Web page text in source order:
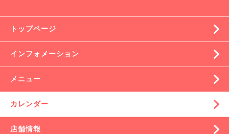
トップページ
インフォメーション
メニュー
カレンダー
店舗情報